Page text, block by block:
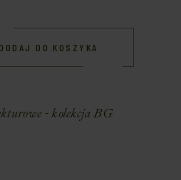
DODAJ DO KOSZYKA
- kolekcja BG